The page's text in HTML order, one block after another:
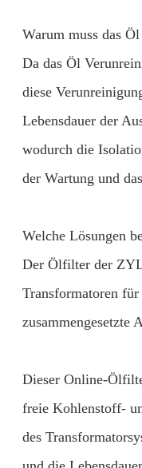
Warum muss das
Da das Öl
diese
Lebensdauer der
wodurch die
der Wartung und
Welche Lösungen
Der Ölfilter der
Transformatoren
zusammengesetzte
Dieser Online-
freie Kohlenstoff-
des